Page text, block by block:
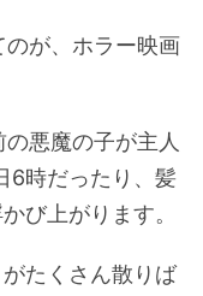
が、ホラー映画
悪魔の子が主人
6時だったり、髪
び上がります。
たくさん散りば